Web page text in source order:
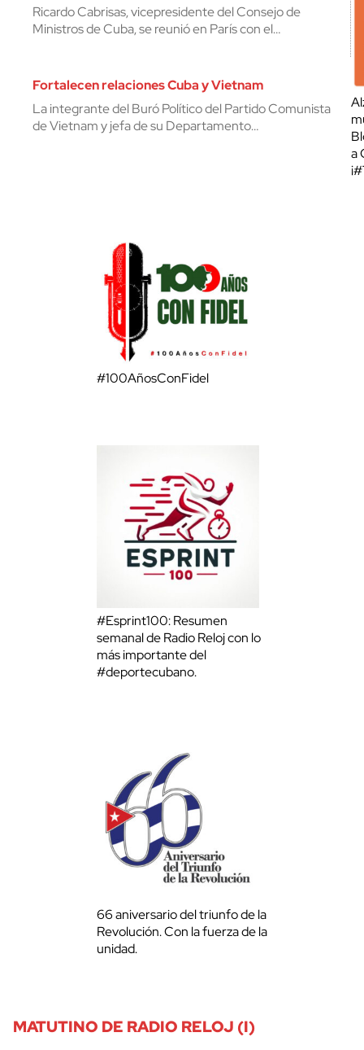
Ricardo Cabrisas, vicepresidente del Consejo de
Ministros de Cuba, se reunió en París con el…
Fortalecen relaciones Cuba y Vietnam
La integrante del Buró Político del Partido Comunista
de Vietnam y jefa de su Departamento…
a
#100AñosConFidel
#Esprint100: Resumen
semanal de Radio Reloj con lo
más importante del
#deportecubano.
66 aniversario del triunfo de la
Revolución. Con la fuerza de la
unidad.
MATUTINO DE RADIO RELOJ (I)